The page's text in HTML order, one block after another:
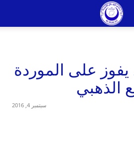
على الموردة
الذهبي
سبتمبر 4, 2016